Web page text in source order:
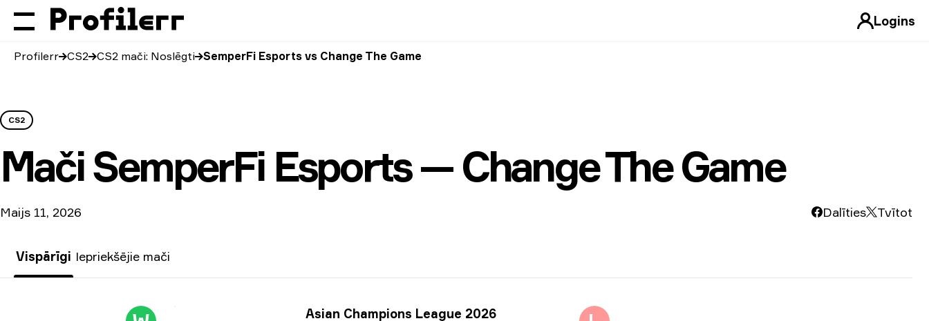
Logins
Profilerr CS2 CS2 mači: Noslēgti SemperFi Esports vs Change The Game
CS2
MačiSemperFi Esports — Change The Game
Maijs 11, 2026 Dalīties Tvītot
Vispārīgi Iepriekšējie mači
Turnīra info
Asian Champions League 2026